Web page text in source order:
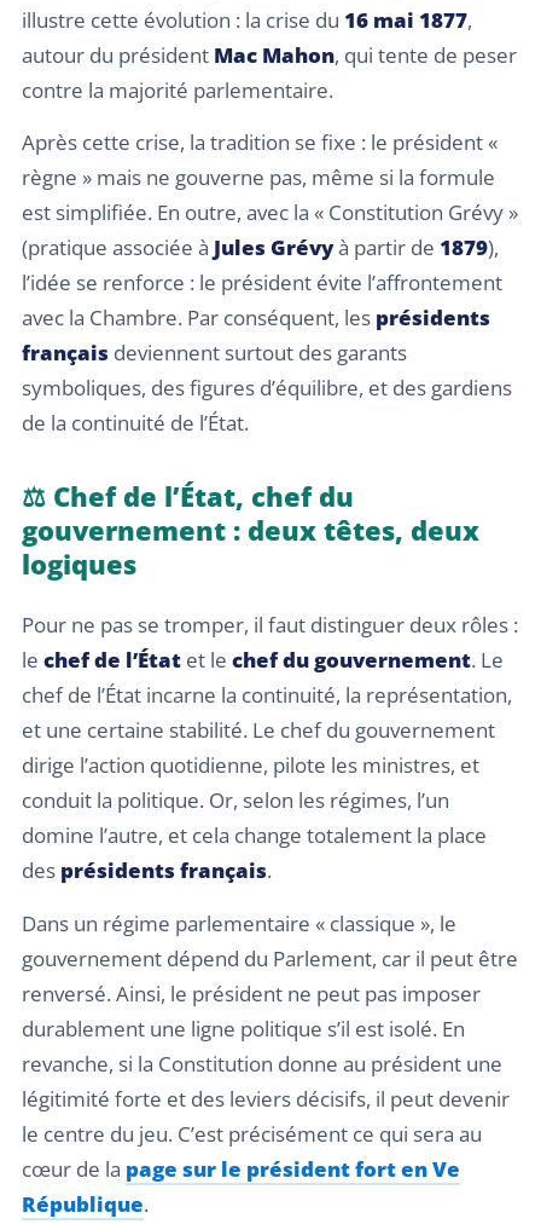
illustre cette évolution : la crise du 16 mai 1877,
autour du président Mac Mahon, qui tente de peser
contre la majorité parlementaire.
Après cette crise, la tradition se fixe : le président «
règne » mais ne gouverne pas, même si la formule
est simplifiée. En outre, avec la « Constitution Grévy »
(pratique associée à Jules Grévyà partir de 1879),
l’idée se renforce : le président évite l’affrontement
avec la Chambre. Par conséquent, les présidents
français deviennent surtout des garants
symboliques, des figures d’équilibre, et des gardiens
de la continuité de l’État.
⚖️ Chef de l’État, chef du
gouvernement : deux têtes, deux
logiques
Pour ne pas se tromper, il faut distinguer deux rôles :
le chef de l’État et le chef du gouvernement. Le
chef de l’État incarne la continuité, la représentation,
et une certaine stabilité. Le chef du gouvernement
dirige l’action quotidienne, pilote les ministres, et
conduit la politique. Or, selon les régimes, l’un
domine l’autre, et cela change totalement la place
des présidents français.
Dans un régime parlementaire « classique », le
gouvernement dépend du Parlement, car il peut être
renversé. Ainsi, le président ne peut pas imposer
durablement une ligne politique s’il est isolé. En
revanche, si la Constitution donne au président une
légitimité forte et des leviers décisifs, il peut devenir
le centre du jeu. C’est précisément ce qui sera au
cœur de la page sur le président fort en Ve
République.